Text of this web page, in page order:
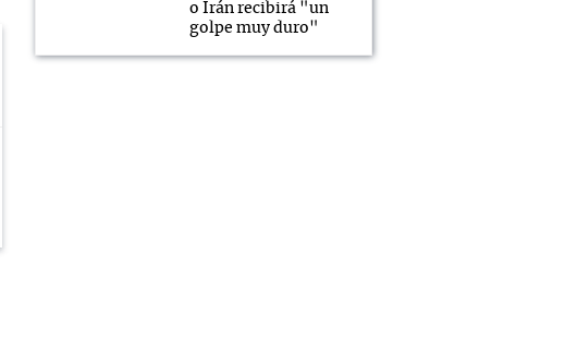
o Irán recibirá "un
golpe muy duro"